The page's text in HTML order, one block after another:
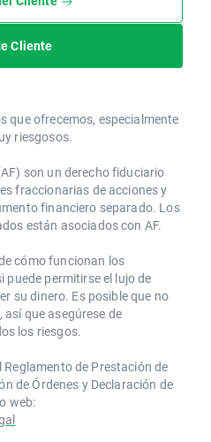
Cliente
que ofrecemos, especialmente
riesgosos.
son un derecho fiduciario
fraccionarias de acciones y
financiero separado. Los
están asociados con AF.
cómo funcionan los
permitirse el lujo de
su dinero. Es posible que no
que asegúrese de
los riesgos.
de Prestación de
de Órdenes y Declaración de
web: